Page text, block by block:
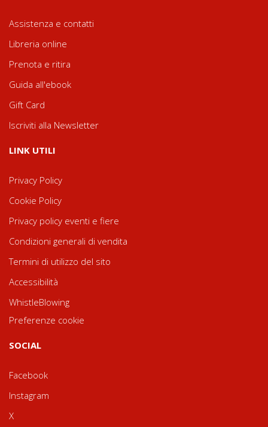
Assistenza e contatti
Libreria online
Prenota e ritira
Guida all'ebook
Gift Card
Iscriviti alla Newsletter
LINK UTILI
Privacy Policy
Cookie Policy
Privacy policy eventi e fiere
Condizioni generali di vendita
Termini di utilizzo del sito
Accessibilità
WhistleBlowing
Preferenze cookie
SOCIAL
Facebook
Instagram
X